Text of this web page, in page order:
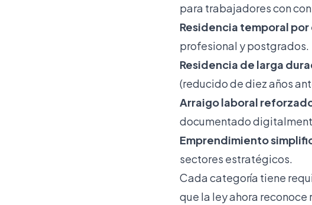
para trabajadores con
Residencia temporal
profesional y postgrados.
Residencia de larga
(reducido de diez años
Arraigo laboral
documentado
Emprendimiento
sectores estratégicos.
Cada categoría tiene
que la ley ahora